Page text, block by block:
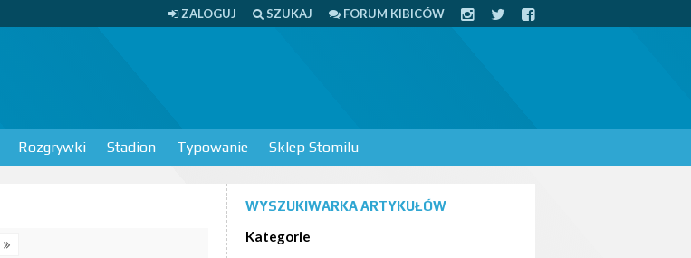
ZALOGUJ SZUKAJ FORUM KIBICÓW
Rozgrywki Stadion Typowanie Sklep Stomilu
WYSZUKIWARKA ARTYKUŁÓW
Kategorie